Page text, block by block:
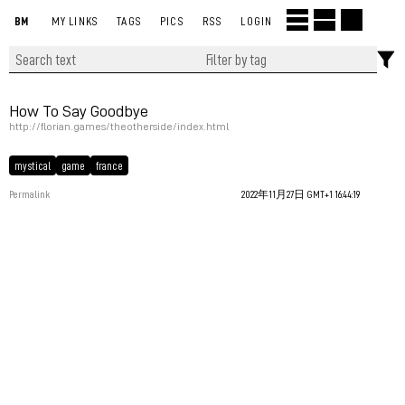
BM MY LINKS TAGS PICS RSS LOGIN
How To Say Goodbye
http://florian.games/theotherside/index.html
mystical game france
Permalink 2022年11月27日 GMT+1 16:44:19